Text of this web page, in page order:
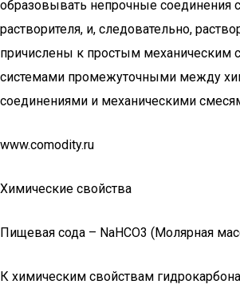
образовывать непрочные соединения
растворителя, и, следовательно,
причислены к простым механическим
системами промежуточными между
соединениями и механическими
www.comodity.ru
Химические свойства
Пищевая сода – NaHCO3 (Молярная
К химическим свойствам